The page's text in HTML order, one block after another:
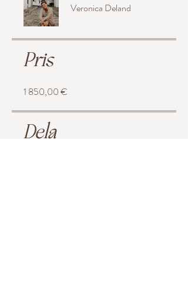
Veronica Deland
Pris
1 850,00 €
Dela